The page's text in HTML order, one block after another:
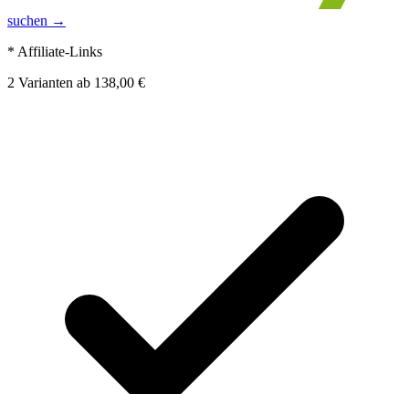
suchen →
* Affiliate-Links
2 Varianten ab 138,00 €